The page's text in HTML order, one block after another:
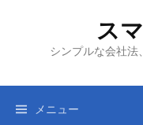
ツ
ス
シンプルな会社法
メニュー